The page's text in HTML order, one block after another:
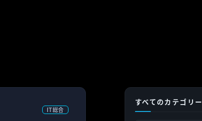
IT総合
すべてのカテゴリー